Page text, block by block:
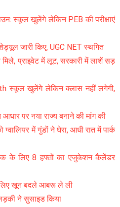
स्कूल खुलेंगे लेकिन PEB की परीक्षाएं
जारी किए, UGC NET स्थगित
प्राइवेट में लूट, सरकारी में लाशें सड़
स्कूल खुलेंगे लेकिन क्लास नहीं लगेगी,
पर नया राज्य बनाने की मांग की
में गुंडों ने घेरा, आधी रात में पार्क
के लिए 8 हफ्तों का एजुकेशन कैलेंडर
लिए खून बदले आबरू ले ली
ने सुसाइड किया